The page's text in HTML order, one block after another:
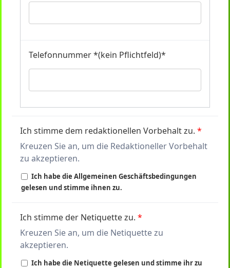
Telefonnummer *(kein Pflichtfeld)*
Ich stimme dem redaktionellen Vorbehalt zu. *
Kreuzen Sie an, um die Redaktioneller Vorbehalt
zu akzeptieren.
Ich habe die Allgemeinen Geschäftsbedingungen
gelesen und stimme ihnen zu.
Ich stimme der Netiquette zu. *
Kreuzen Sie an, um die Netiquettezu
akzeptieren.
Ich habe die Netiquette gelesen und stimme ihr zu